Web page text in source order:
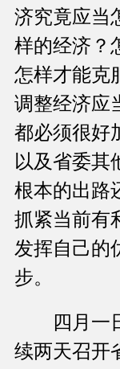
济究竟应当
样的经济？
怎样才能克
调整经济应
都必须很好
以及省委其
根本的出路
抓紧当前有
发挥自己的
步。
四月一日
续两天召开